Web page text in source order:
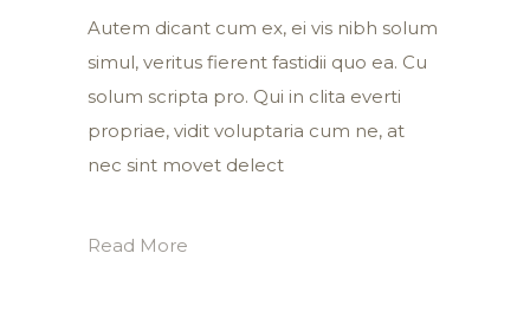
Autem dicant cum ex, ei vis nibh solum
simul, veritus fierent fastidii quo ea. Cu
solum scripta pro. Qui in clita everti
propriae, vidit voluptaria cum ne, at
nec sint movet delect
Read More